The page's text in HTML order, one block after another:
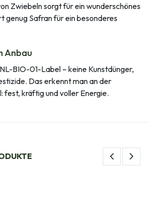
Zwiebeln sorgt für ein wunderschönes
genug Safran für ein besonderes
Anbau
BIO-01-Label – keine Kunstdünger,
Das erkennt man an der
fest, kräftig und voller Energie.